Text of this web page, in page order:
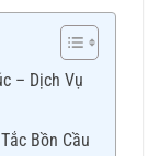
– Dịch Vụ
Bồn Cầu